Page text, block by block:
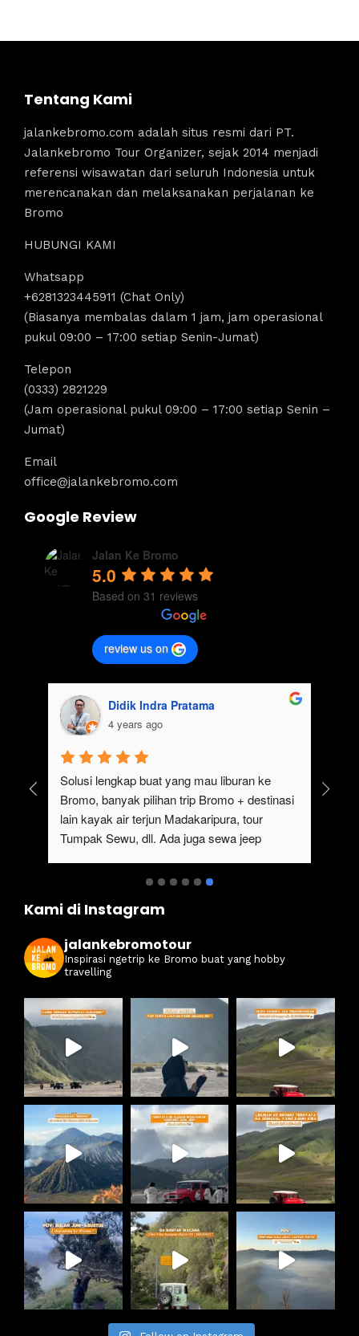
Tentang Kami
jalankebromo.com adalah situs resmi dari PT.
Jalankebromo Tour Organizer, sejak 2014 menjadi
referensi wisawatan dari seluruh Indonesia untuk
merencanakan dan melaksanakan perjalanan ke
Bromo
HUBUNGI KAMI
Whatsapp
+6281323445911 (Chat Only)
(Biasanya membalas dalam 1 jam, jam operasional
pukul 09:00 – 17:00 setiap Senin-Jumat)
Telepon
(0333) 2821229
(Jam operasional pukul 09:00 – 17:00 setiap Senin –
Jumat)
Email
office@jalankebromo.com
Google Review
Jalan Ke Bromo
5.0
Based on 31 reviews
review us on
Didik Indra Pratama
4 years ago
Solusi lengkap buat yang mau liburan ke
Bromo, banyak pilihan trip Bromo + destinasi
lain kayak air terjun Madakaripura, tour
Tumpak Sewu, dll. Ada juga sewa jeep
Kami di Instagram
jalankebromotour
Inspirasi ngetrip ke Bromo buat yang hobby
travelling